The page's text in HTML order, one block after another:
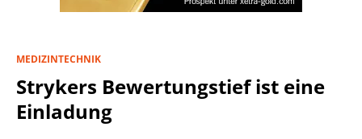
MEDIZINTECHNIK
Strykers Bewertungstief ist eine
Einladung